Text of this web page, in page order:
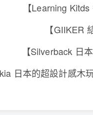
【Learning
【GIIKER
【Silverback 日
日本的超設計感木玩